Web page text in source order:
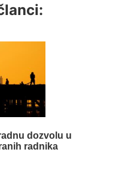
dozvolu u
radnika